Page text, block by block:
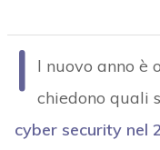
I
l nuovo anno è
chiedono quali
cyber security nel